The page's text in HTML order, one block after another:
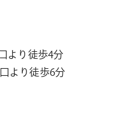
より徒歩4分
より徒歩6分